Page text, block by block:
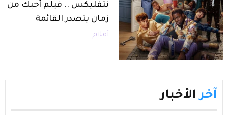
نتفليكس .. فيلم أحبك من
زمان يتصدر القائمة
أفلام
آخر الأخبار